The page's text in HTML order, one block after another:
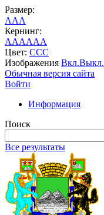
Размер:
AAA
Кернинг:
AAAAAA
Цвет: CCC
Изображения Вкл.Выкл.
Обычная версия сайта
Войти
Информация
Поиск
Все результаты